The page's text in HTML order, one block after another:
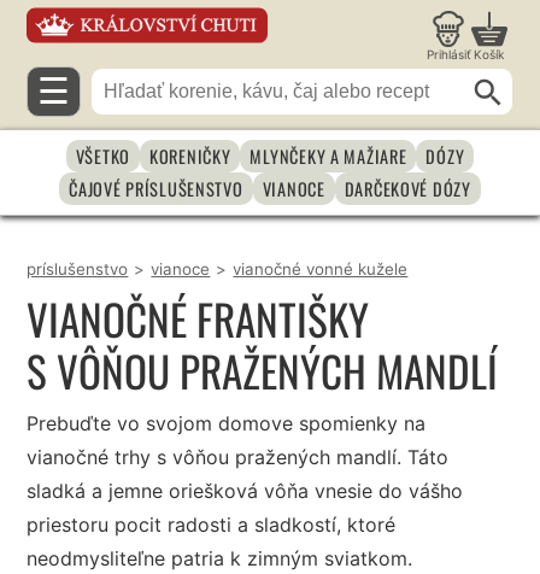
Prihlásiť Košík
☰
VŠETKO KORENIČKY MLYNČEKY A MAŽIARE
DÓZY
ČAJOVÉ PRÍSLUŠENSTVO
VIANOCE DARČEKOVÉ DÓZY
príslušenstvo > vianoce > vianočné vonné kužele
VIANOČNÉ FRANTIŠKY
S VÔŇOU PRAŽENÝCH MANDLÍ
Prebuďte vo svojom domove spomienky na
vianočné trhy s vôňou pražených mandlí. Táto
sladká a jemne oriešková vôňa vnesie do vášho
priestoru pocit radosti a sladkostí, ktoré
neodmysliteľne patria k zimným sviatkom.